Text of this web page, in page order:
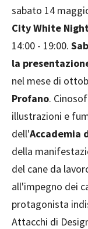
sabato 14
City White
14:00 - 19:00.
la
nel mese di
Profano.
illustrazioni e
dell'Accademia
della
del cane da
all'impegno dei
protagonista
Attacchi di